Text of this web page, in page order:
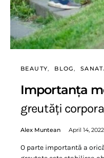
BEAUTY BLOG
Importanța
greutăți
Alex Muntean April 14, 2022
O parte importantă a